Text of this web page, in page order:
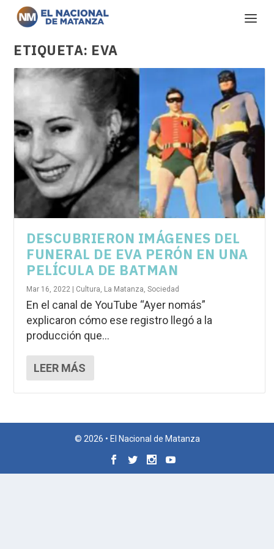
ETIQUETA: EVA
DESCUBRIERON IMÁGENES DEL
FUNERAL DE EVA PERÓN EN UNA
PELÍCULA DE BATMAN
Mar 16, 2022 Cultura, La Matanza,Sociedad
En el canal de YouTube “Ayer nomás”
explicaron cómo ese registro llegó a la
producción que...
LEER MÁS
© 2026 • El Nacional de Matanza